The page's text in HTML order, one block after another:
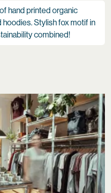
hand printed organic
Stylish fox motif in
combined!